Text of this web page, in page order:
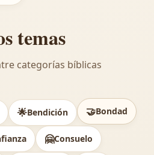
temas
categorías bíblicas
🌟Bendición 🤝Bondad
🤗Consuelo